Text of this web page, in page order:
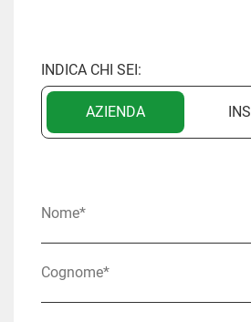
INDICA CHI SEI:
AZIENDA